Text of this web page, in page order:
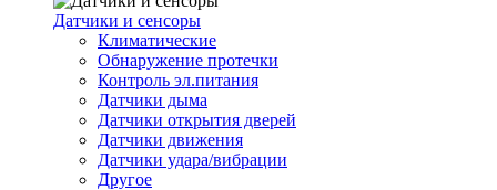
Датчики и сенсоры
Климатические
Обнаружение протечки
Контроль эл.питания
Датчики дыма
Датчики открытия дверей
Датчики движения
Датчики удара/вибрации
Другое